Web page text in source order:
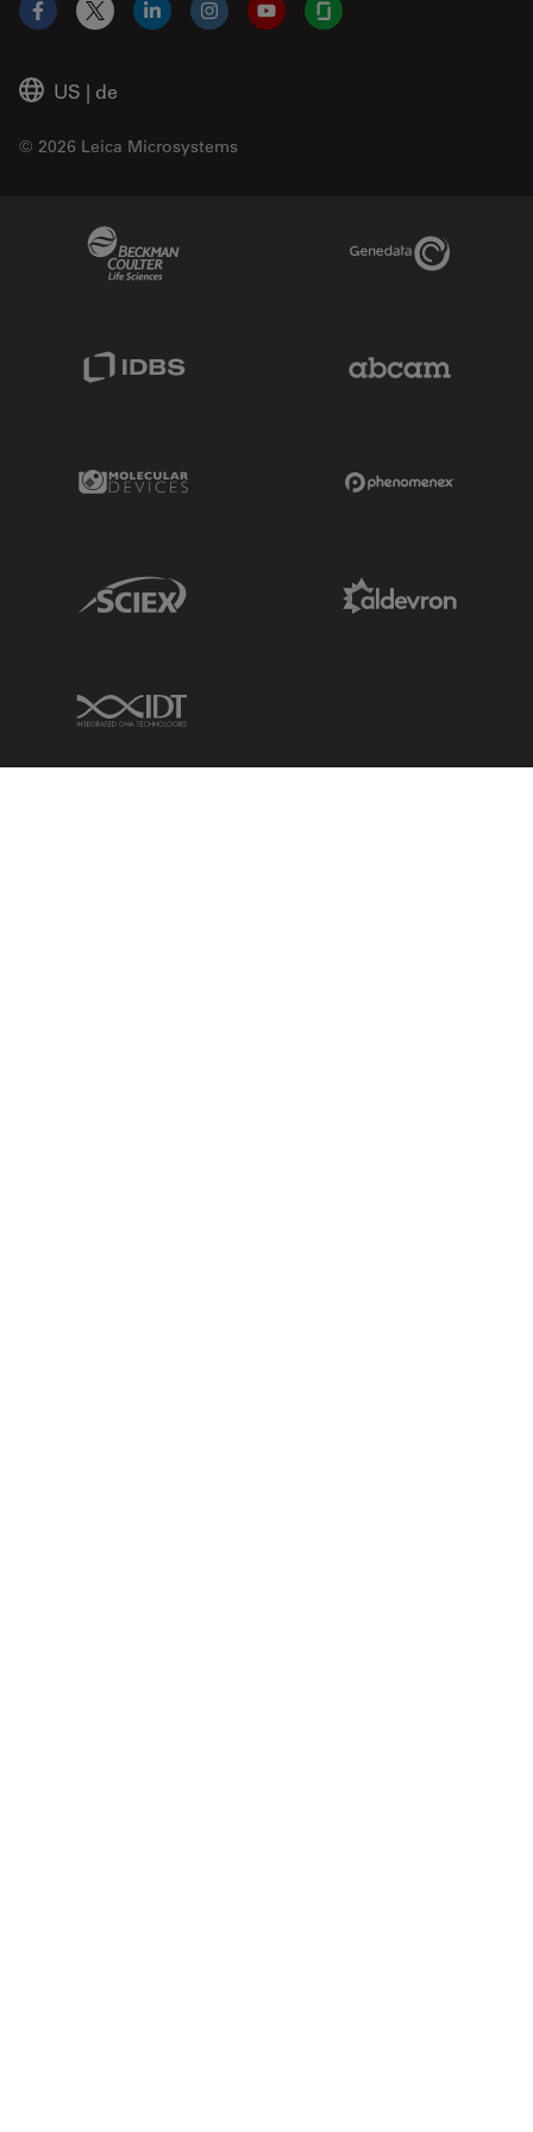
US | de
© 2026 Leica Microsystems
Facebook
X LinkedInInstagramYouTubeGlassdoor
Genedata Link
Molecular Devices Link
Sciex Link
IDT Link